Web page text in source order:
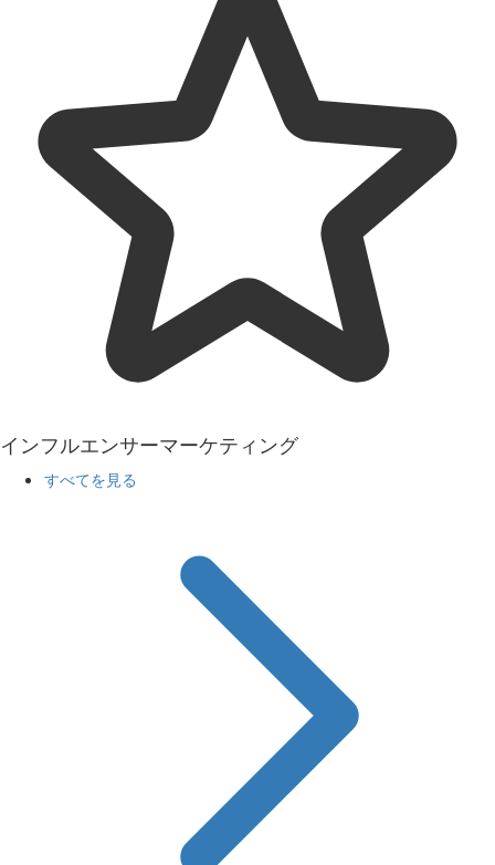
インフルエンサーマーケティング
すべてを見る